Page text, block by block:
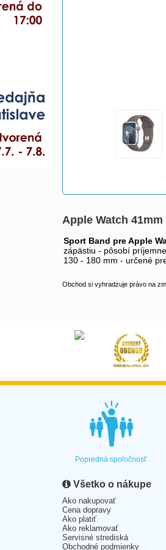
Apple Watch
Sport Band pre Apple
zápästiu - pôsobí
130 - 180 mm - určené
Obchod si vyhradzuje právo na
Popredná spoločnosť
Všetko o nákupe
Ako nakupovať
Cena dopravy
Ako platiť
Ako reklamovať
Servisné strediská
Obchodné podmienky